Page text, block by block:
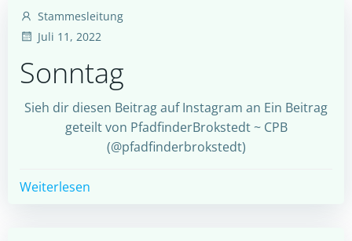
Stammesleitung
Juli 11, 2022
Sonntag
Sieh dir diesen Beitrag auf Instagram an Ein Beitrag
geteilt von PfadfinderBrokstedt ~ CPB
(@pfadfinderbrokstedt)
Weiterlesen